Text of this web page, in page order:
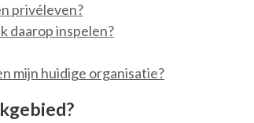
privéleven?
daarop inspelen?
mijn huidige organisatie?